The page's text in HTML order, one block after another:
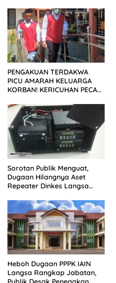
PENGAKUAN TERDAKWA
PICU AMARAH KELUARGA
KORBAN! KERICUHAN PECAH
DITUNDA
Sorotan Publik Menguat,
Dugaan Hilangnya Aset
Repeater Dinkes Langsa
Heboh Dugaan PPPK IAIN
Langsa Rangkap Jabatan,